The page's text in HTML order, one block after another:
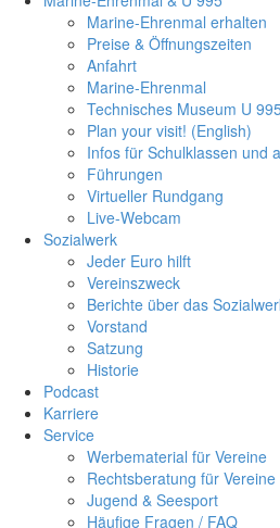
Marine-Ehrenmal erhalten
Preise & Öffnungszeiten
Anfahrt
Marine-Ehrenmal
Technisches Museum U
Plan your visit! (English)
Infos für Schulklassen und
Führungen
Virtueller Rundgang
Live-Webcam
Sozialwerk
Jeder Euro hilft
Vereinszweck
Berichte über das
Vorstand
Satzung
Historie
Podcast
Karriere
Service
Werbematerial für Vereine
Rechtsberatung für Vereine
Jugend & Seesport
Häufige Fragen / FAQ